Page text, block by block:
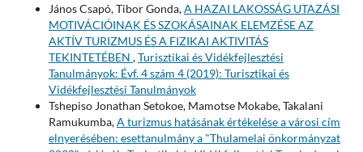
János Csapó, Tibor Gonda,A HAZAI LAKOSSÁG UTAZÁSI
MOTIVÁCIÓINAK ÉS SZOKÁSAINAK ELEMZÉSE AZ
AKTÍV TURIZMUS ÉS A FIZIKAI AKTIVITÁS
TEKINTETÉBEN ,Turisztikai és Vidékfejlesztési
Tanulmányok: Évf. 4 szám 4 (2019): Turisztikai és
Vidékfejlesztési Tanulmányok
Tshepiso Jonathan Setokoe, Mamotse Mokabe, Takalani
Ramukumba,A turizmus hatásának értékelése a városi cím
elnyerésében: esettanulmány a "Thulamelai önkormányzat